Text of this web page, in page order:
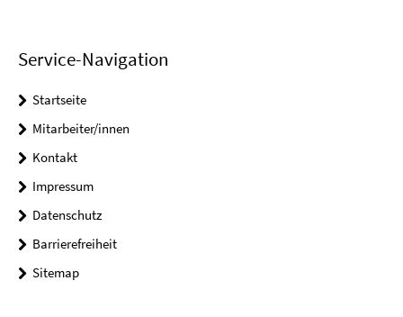
Service-Navigation
Startseite
Mitarbeiter/innen
Kontakt
Impressum
Datenschutz
Barrierefreiheit
Sitemap